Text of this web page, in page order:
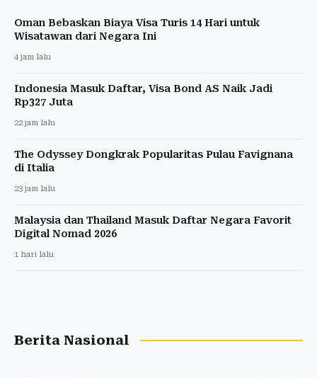
Oman Bebaskan Biaya Visa Turis 14 Hari untuk
Wisatawan dari Negara Ini
4 jam lalu
Indonesia Masuk Daftar, Visa Bond AS Naik Jadi
Rp327 Juta
22 jam lalu
The Odyssey Dongkrak Popularitas Pulau Favignana
di Italia
23 jam lalu
Malaysia dan Thailand Masuk Daftar Negara Favorit
Digital Nomad 2026
1 hari lalu
Berita Nasional